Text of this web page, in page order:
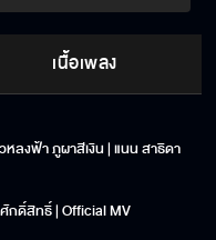
เนื้อเพลง
ลงฟ้า ภูผาสีเงิน | แนน สาธิดา
กดิ์สิทธิ์ | Official MV